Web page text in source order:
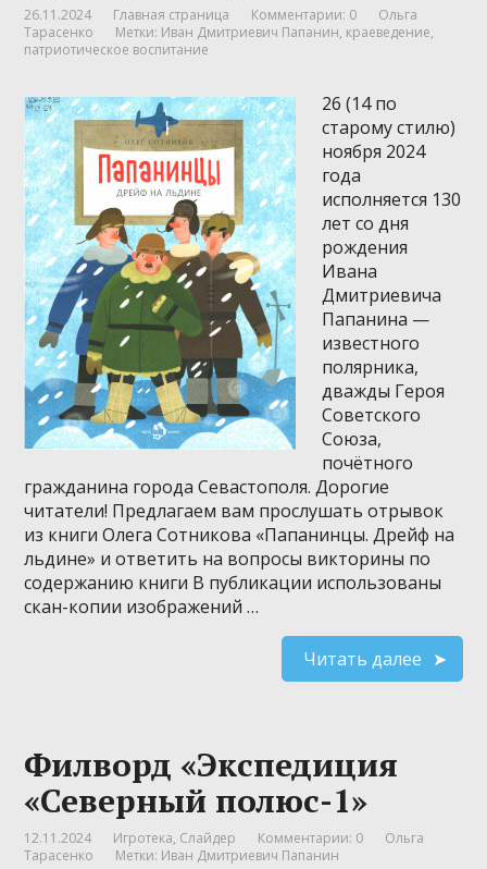
26.11.2024 Главная страница Комментарии: 0
Ольга
Тарасенко
Метки: Иван Дмитриевич Папанин, краеведение,
патриотическое воспитание
26 (14 по
старому стилю)
ноября 2024
года
исполняется 130
лет со дня
рождения
Ивана
Дмитриевича
Папанина —
известного
полярника,
дважды Героя
Советского
Союза,
почётного
гражданина города Севастополя. Дорогие
читатели! Предлагаем вам прослушать отрывок
из книги Олега Сотникова «Папанинцы. Дрейф на
льдине» и ответить на вопросы викторины по
содержанию книги В публикации использованы
скан-копии изображений …
Читать далее
Филворд «Экспедиция
«Северный полюс-1»
12.11.2024 Игротека, Слайдер Комментарии: 0
Ольга
Тарасенко
Метки: Иван Дмитриевич Папанин